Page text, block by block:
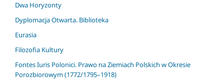
Dwa Horyzonty
Dyplomacja Otwarta. Biblioteka
Eurasia
Filozofia Kultury
Fontes Iuris Polonici. Prawo na Ziemiach Polskich w Okresie
Porozbiorowym (1772/1795–1918)